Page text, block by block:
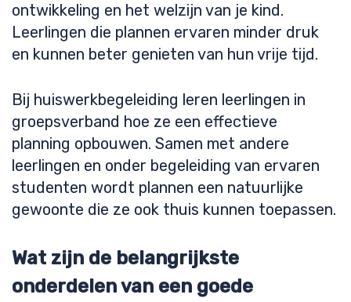
ontwikkeling en het welzijn van je kind.
Leerlingen die plannen ervaren minder druk
en kunnen beter genieten van hun vrije tijd.
Bij huiswerkbegeleiding leren leerlingen in
groepsverband hoe ze een effectieve
planning opbouwen. Samen met andere
leerlingen en onder begeleiding van ervaren
studenten wordt plannen een natuurlijke
gewoonte die ze ook thuis kunnen toepassen.
Wat zijn de belangrijkste
onderdelen van een goede